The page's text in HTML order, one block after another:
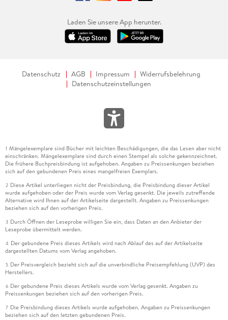
Laden Sie unsere App herunter.
Datenschutz AGB Impressum
Widerrufsbelehrung
Datenschutzeinstellungen
1 Mängelexemplare sind Bücher mit leichten Beschädigungen, die das Lesen aber nicht
einschränken. Mängelexemplare sind durch einen Stempel als solche gekennzeichnet.
Die frühere Buchpreisbindung ist aufgehoben. Angaben zu Preissenkungen beziehen
sich auf den gebundenen Preis eines mangelfreien Exemplars.
2 Diese Artikel unterliegen nicht der Preisbindung, die Preisbindung dieser Artikel
wurde aufgehoben oder der Preis wurde vom Verlag gesenkt. Die jeweils zutreffende
Alternative wird Ihnen auf der Artikelseite dargestellt. Angaben zu Preissenkungen
beziehen sich auf den vorherigen Preis.
3 Durch Öffnen der Leseprobe willigen Sie ein, dass Daten an den Anbieter der
Leseprobe übermittelt werden.
4 Der gebundene Preis dieses Artikels wird nach Ablauf des auf der Artikelseite
dargestellten Datums vom Verlag angehoben.
5 Der Preisvergleich bezieht sich auf die unverbindliche Preisempfehlung (UVP) des
Herstellers.
6 Der gebundene Preis dieses Artikels wurde vom Verlag gesenkt. Angaben zu
Preissenkungen beziehen sich auf den vorherigen Preis.
7 Die Preisbindung dieses Artikels wurde aufgehoben. Angaben zu Preissenkungen
beziehen sich auf den letzten gebundenen Preis.